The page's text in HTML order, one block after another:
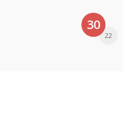
30
22